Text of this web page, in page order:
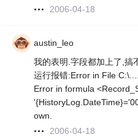
2006-04-18
austin_leo
我的表明.字段都加上了,搞
运行报错:Error in File
Error in formula
own.
2006-04-18